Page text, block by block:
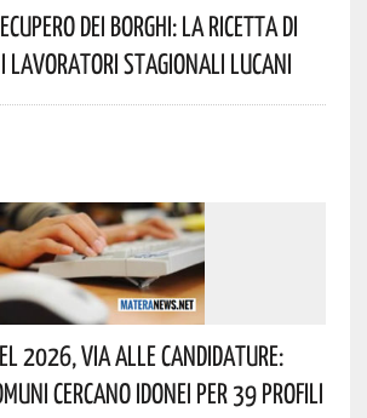
Dei Borghi: La Ricetta Di
Lavoratori Stagionali Lucani
2026, Via Alle Candidature:
Cercano Idonei Per 39 Profili